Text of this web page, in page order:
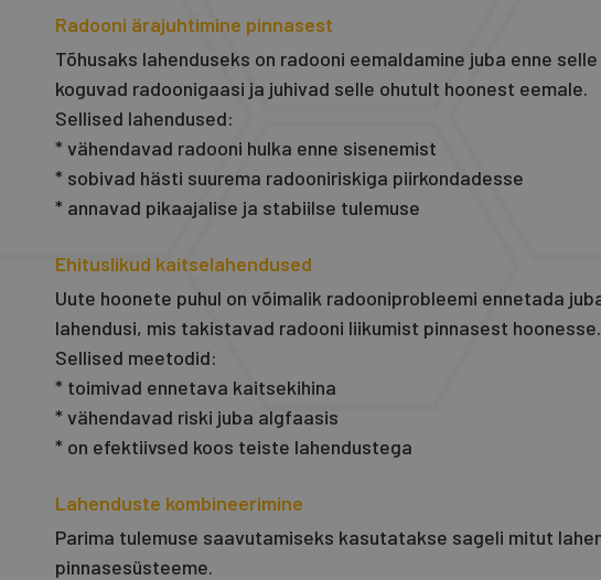
Radooni ärajuhtimine pinnasest
Tõhusaks lahenduseks on radooni eemaldamine juba enne
koguvad radoonigaasi ja juhivad selle ohutult hoonest eemale.
Sellised lahendused:
* vähendavad radooni hulka enne sisenemist
* sobivad hästi suurema radooniriskiga piirkondadesse
* annavad pikaajalise ja stabiilse tulemuse
Ehituslikud kaitselahendused
Uute hoonete puhul on võimalik radooniprobleemi ennetada
lahendusi, mis takistavad radooni liikumist pinnasest hoonesse.
Sellised meetodid:
* toimivad ennetava kaitsekihina
* vähendavad riski juba algfaasis
* on efektiivsed koos teiste lahendustega
Lahenduste kombineerimine
Parima tulemuse saavutamiseks kasutatakse sageli mitut
pinnasesüsteeme.